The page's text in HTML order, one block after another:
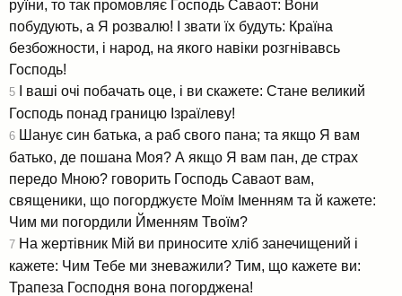
руїни, то так промовляє Господь Саваот: Вони
побудують, а Я розвалю! І звати їх будуть: Країна
безбожности, і народ, на якого навіки розгнівавсь
Господь!
5 І ваші очі побачать оце, і ви скажете: Стане великий
Господь понад границю Ізраїлеву!
6 Шанує син батька, а раб свого пана; та якщо Я вам
батько, де пошана Моя? А якщо Я вам пан, де страх
передо Мною? говорить Господь Саваот вам,
священики, що погорджуєте Моїм Іменням та й кажете:
Чим ми погордили Йменням Твоїм?
7 На жертівник Мій ви приносите хліб занечищений і
кажете: Чим Тебе ми зневажили? Тим, що кажете ви:
Трапеза Господня вона погорджена!